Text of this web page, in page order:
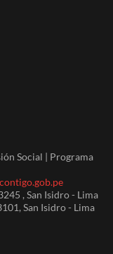
Social | Programa
, San Isidro - Lima
San Isidro - Lima